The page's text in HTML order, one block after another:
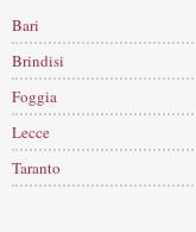
Bari
Brindisi
Foggia
Lecce
Taranto